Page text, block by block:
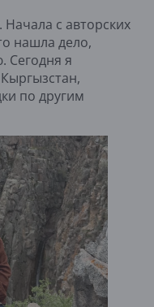
с авторских
нашла дело,
Сегодня я
по другим